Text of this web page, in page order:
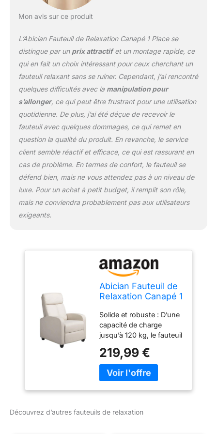
Vous pouvez le déplacer
sans bruit. Coins cosy :
Un canapé à 1 place,
créant un coin privé de
détente. Salon, bureau,
chambre... Repos, film,
café, lecture... Vous
pouvez y passer du
temps libre.
Mon avis sur ce produit
L’Abician Fauteuil de Relaxation Canapé 1 Place se
distingue par un prix attractifet un montage rapide, ce
qui en fait un choix intéressant pour ceux cherchant un
fauteuil relaxant sans se ruiner. Cependant, j’ai rencontré
quelques difficultés avec la manipulation pour
s’allonger, ce qui peut être frustrant pour une utilisation
quotidienne. De plus, j’ai été déçue de recevoir le
fauteuil avec quelques dommages, ce qui remet en
question la qualité du produit. En revanche, le service
client semble réactif et efficace, ce qui est rassurant en
cas de problème. En termes de confort, le fauteuil se
défend bien, mais ne vous attendez pas à un niveau de
luxe. Pour un achat à petit budget, il remplit son rôle,
mais ne conviendra probablement pas aux utilisateurs
exigeants.
Abician Fauteuil de
Relaxation Canapé 1
Inclinable en 3
Positions avec
Repose-Pied,
Patins
Antidérapants, pour
Salon Chambre
Bureau
Beige/Similicuir
Solide et robuste : D’une
capacité de charge
jusqu’à 120 kg, le fauteuil
structure résistante à la
compression. Divers
modes de relaxation :
assise agréable. Le
219,99 €
Découvrez d’autres fauteuils de relaxation